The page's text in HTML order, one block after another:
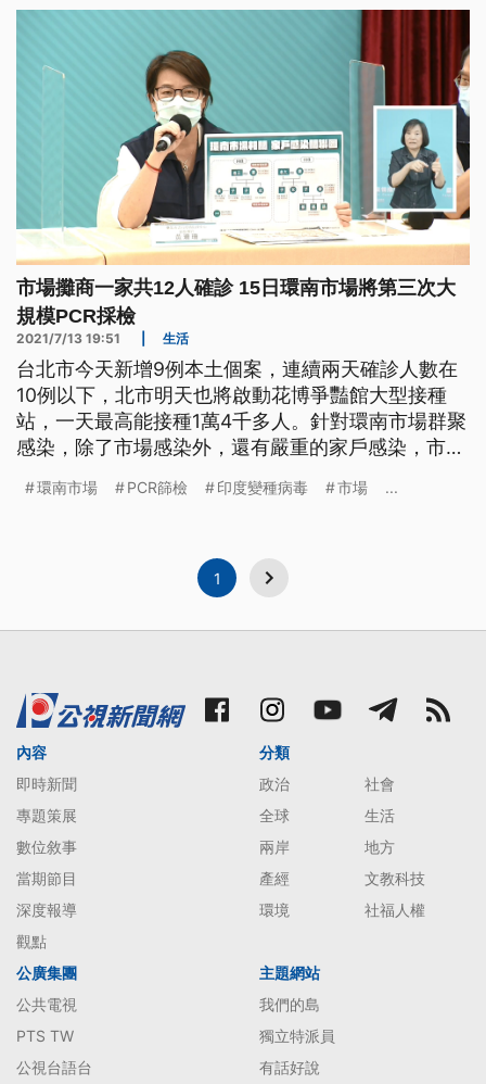
市場攤商一家共12人確診 15日環南市場將第三次大
規模PCR採檢
2021/7/13 19:51 生活
台北市今天新增9例本土個案，連續兩天確診人數在
10例以下，北市明天也將啟動花博爭豔館大型接種
站，一天最高能接種1萬4千多人。針對環南市場群聚
感染，除了市場感染外，還有嚴重的家戶感染，市府
環南市場 PCR篩檢 印度變種病毒 市場 ...
1
內容
即時新聞
專題策展
數位敘事
當期節目
深度報導
觀點
分類
政治
社會
全球
生活
兩岸
地方
產經
文教科技
環境
社福人權
公廣集團
公共電視
PTS TW
公視台語台
主題網站
我們的島
獨立特派員
有話好說